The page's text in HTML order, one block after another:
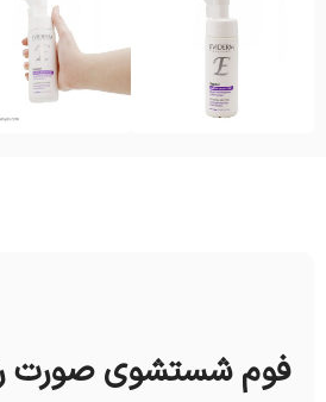
فوم شستشوی صورت